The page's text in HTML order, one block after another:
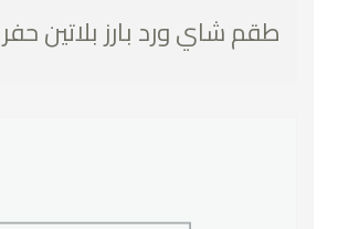
طقم شاي ورد بارز بلاتين حفر 17 قطعه